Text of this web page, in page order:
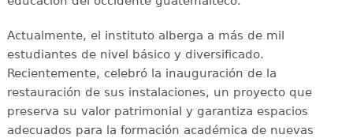
Actualmente, el instituto alberga a más de mil
estudiantes de nivel básico y diversificado.
Recientemente, celebró la inauguración de la
restauración de sus instalaciones, un proyecto que
preserva su valor patrimonial y garantiza espacios
adecuados para la formación académica de nuevas